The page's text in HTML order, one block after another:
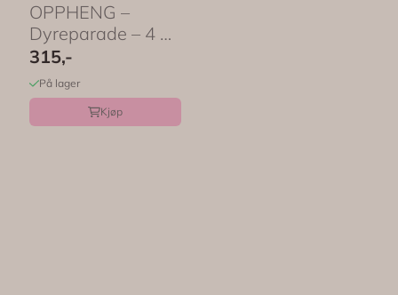
OPPHENG –
Dyreparade – 4 pk
– Meri Meri
315,-
På lager
Kjøp